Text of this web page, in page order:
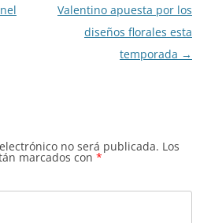
Valentino apuesta por los
diseños florales esta
temporada →
no será publicada. Los
marcados con *